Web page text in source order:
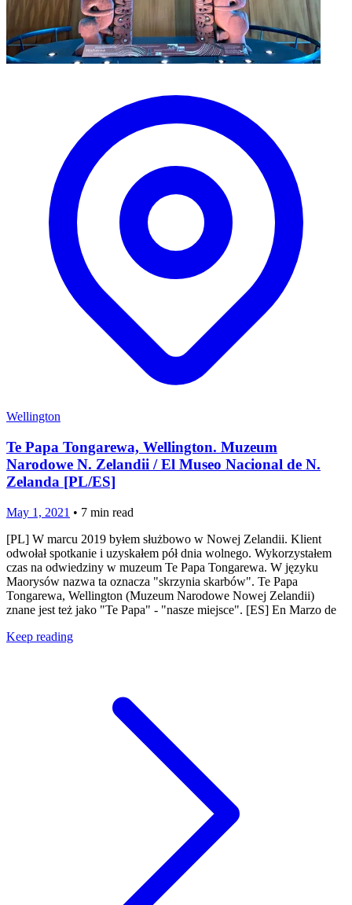
Wellington
Te Papa Tongarewa, Wellington. Muzeum
Narodowe N. Zelandii / El Museo Nacional de N.
Zelanda [PL/ES]
May 1, 2021 • 7 min read
[PL] W marcu 2019 byłem służbowo w Nowej Zelandii. Klient
odwołał spotkanie i uzyskałem pół dnia wolnego. Wykorzystałem
czas na odwiedziny w muzeum Te Papa Tongarewa. W języku
Maorysów nazwa ta oznacza "skrzynia skarbów". Te Papa
Tongarewa, Wellington (Muzeum Narodowe Nowej Zelandii)
znane jest też jako "Te Papa" - "nasze miejsce". [ES] En Marzo de
Keep reading